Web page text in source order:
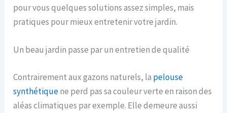
pour vous quelques solutions assez simples, mais
pratiques pour mieux entretenir votre jardin.
Un beau jardin passe par un entretien de qualité
Contrairement aux gazons naturels, la pelouse
synthétiquene perd pas sa couleur verte en raison des
aléas climatiques par exemple. Elle demeure aussi